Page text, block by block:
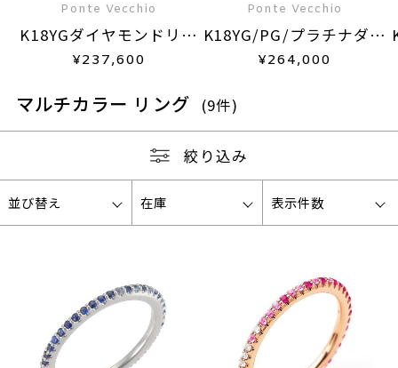
Ponte Vecchio
K18YGダイヤモンドリン
グ
¥237,600
Ponte Vecchio
K18YG/PG/プラチナダイ
ヤモンドリング
¥264,000
マルチカラー リング (9件)
絞り込み
並び替え 在庫 表示件数